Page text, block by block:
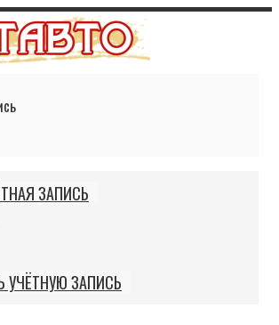
ЗАПИСЬ
УЧЁТНУЮ ЗАПИСЬ